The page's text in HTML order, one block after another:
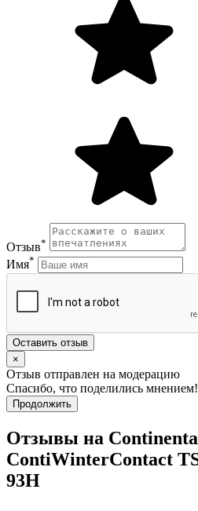
Отзыв*
Имя*
Оставить отзыв
×
Отзыв отправлен на модерацию
Спасибо, что поделились мнением!
Продолжить
Отзывы на
ContiWinterContact
93H